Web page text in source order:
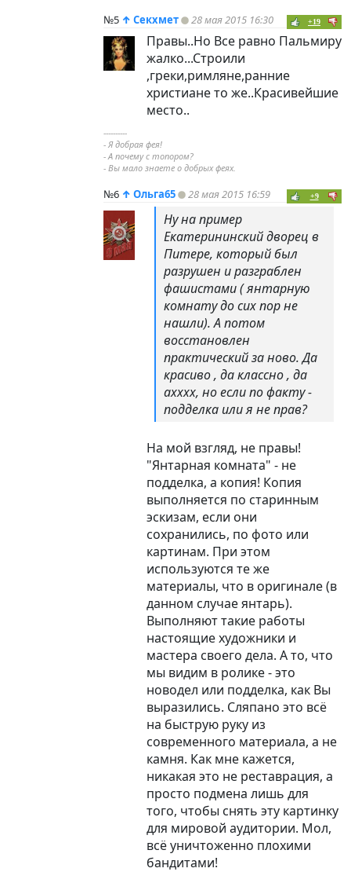
№5 ↑ Секхмет 28 мая 2015 16:30 +19
Правы..Но Все равно Пальмиру
жалко...Строили
,греки,римляне,ранние
христиане то же..Красивейшие
место..
----------
- Я добрая фея!
- А почему с топором?
- Вы мало знаете о добрых феях.
№6 ↑ Ольга65 28 мая 2015 16:59 +9
Ну на пример
Екатерининский дворец в
Питере, который был
разрушен и разграблен
фашистами ( янтарную
комнату до сих пор не
нашли). А потом
восстановлен
практический за ново. Да
красиво , да классно , да
ахххх, но если по факту -
подделка или я не прав?
На мой взгляд, не правы!
"Янтарная комната" - не
подделка, а копия! Копия
выполняется по старинным
эскизам, если они
сохранились, по фото или
картинам. При этом
используются те же
материалы, что в оригинале (в
данном случае янтарь).
Выполняют такие работы
настоящие художники и
мастера своего дела. А то, что
мы видим в ролике - это
новодел или подделка, как Вы
выразились. Сляпано это всё
на быструю руку из
современного материала, а не
камня. Как мне кажется,
никакая это не реставрация, а
просто подмена лишь для
того, чтобы снять эту картинку
для мировой аудитории. Мол,
всё уничтоженно плохими
бандитами!